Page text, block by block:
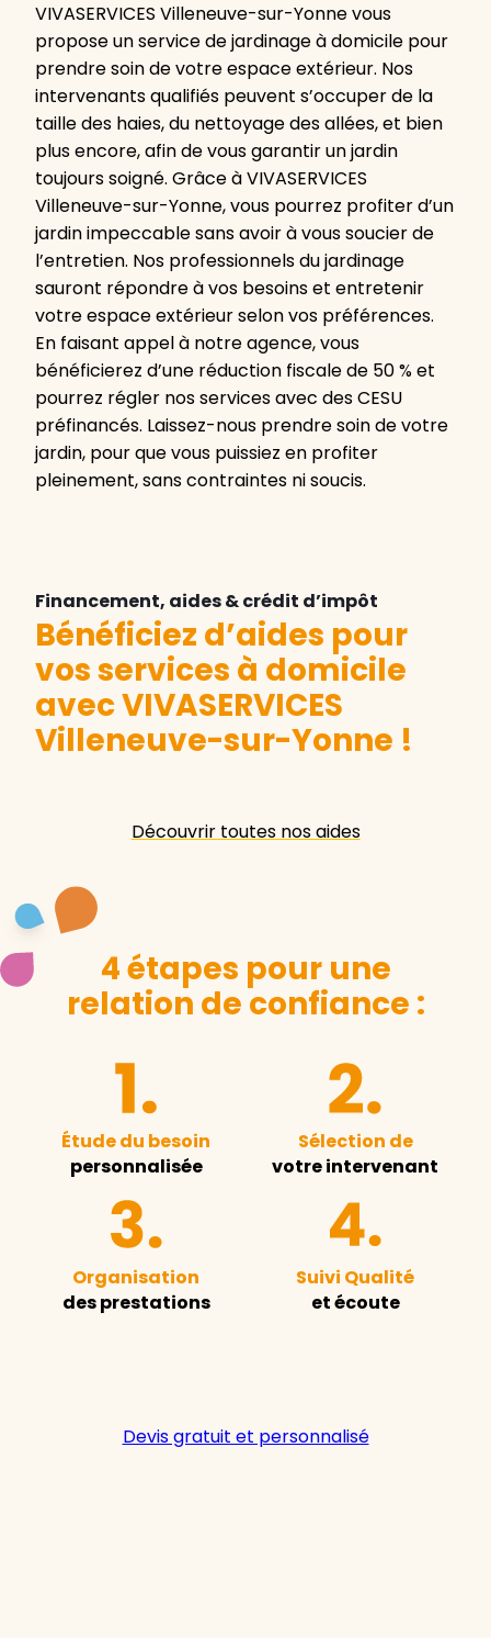
VIVASERVICES Villeneuve-sur-Yonne vous
propose un service de jardinage à domicile pour
prendre soin de votre espace extérieur. Nos
intervenants qualifiés peuvent s’occuper de la
taille des haies, du nettoyage des allées, et bien
plus encore, afin de vous garantir un jardin
toujours soigné. Grâce à VIVASERVICES
Villeneuve-sur-Yonne, vous pourrez profiter d’un
jardin impeccable sans avoir à vous soucier de
l’entretien. Nos professionnels du jardinage
sauront répondre à vos besoins et entretenir
votre espace extérieur selon vos préférences.
En faisant appel à notre agence, vous
bénéficierez d’une réduction fiscale de 50 % et
pourrez régler nos services avec des CESU
préfinancés. Laissez-nous prendre soin de votre
jardin, pour que vous puissiez en profiter
pleinement, sans contraintes ni soucis.
Financement, aides & crédit d’impôt
Bénéficiez d’aides pour
vos services à domicile
avec VIVASERVICES
Villeneuve-sur-Yonne !
Découvrir toutes nos aides
4 étapes pour une
relation de confiance :
Étude du besoin
personnalisée
Sélection de
votre intervenant
Organisation
des prestations
Suivi Qualité
et écoute
Devis gratuit et personnalisé